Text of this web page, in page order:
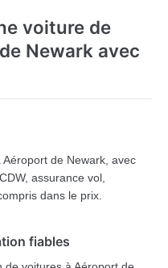
voiture de
Newark avec
de Newark, avec
assurance vol,
dans le prix.
fiables